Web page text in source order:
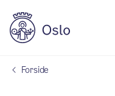
Forside